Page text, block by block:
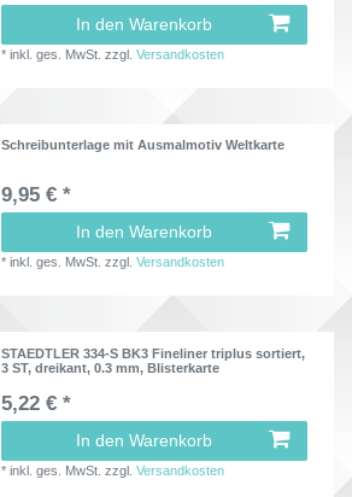
In den Warenkorb
*inkl. ges. MwSt. zzgl.Versandkosten
Schreibunterlage mit Ausmalmotiv Weltkarte
9,95 € *
In den Warenkorb
*inkl. ges. MwSt. zzgl.Versandkosten
STAEDTLER 334-S BK3 Fineliner triplus sortiert,
3 ST, dreikant, 0.3 mm, Blisterkarte
5,22 € *
In den Warenkorb
*inkl. ges. MwSt. zzgl.Versandkosten